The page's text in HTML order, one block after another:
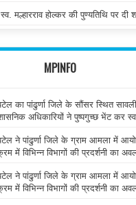
मल्हारराव होल्कर की पुण्यतिथि पर दी
MPINFO
का पांढुर्णा जिले के सौंसर स्थित
अधिकारियों ने पुष्पगुच्छ भेंट कर
ने पांढुर्णा जिले के ग्राम आमला में
में विभिन्न विभागों की प्रदर्शनी का
ने पांढुर्णा जिले के ग्राम आमला में
में विभिन्न विभागों की प्रदर्शनी का